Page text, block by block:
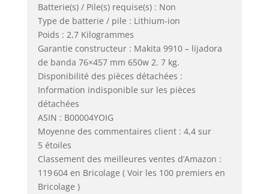
Batterie(s) / Pile(s) requise(s) : Non
Type de batterie / pile : Lithium-ion
Poids : 2,7 Kilogrammes
Garantie constructeur : Makita 9910 – lijadora
de banda 76×457 mm 650w 2. 7 kg.
Disponibilité des pièces détachées :
Information indisponible sur les pièces
détachées
ASIN : B00004YOIG
Moyenne des commentaires client : 4,4 sur
5 étoiles
Classement des meilleures ventes d’Amazon :
119 604 en Bricolage ( Voir les 100 premiers en
Bricolage )